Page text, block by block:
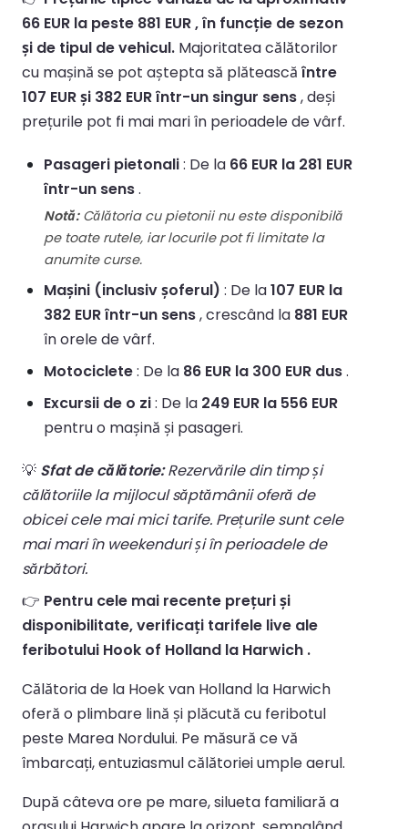
66 EUR la peste 881 EUR , în funcție de sezon
și de tipul de vehicul. Majoritatea călătorilor
cu mașină se pot aștepta să plătească între
107 EUR și 382 EUR într-un singur sens, deși
prețurile pot fi mai mari în perioadele de vârf.
Pasageri pietonali: De la 66 EUR la 281 EUR
într-un sens.
Notă:Călătoria cu pietonii nu este disponibilă
pe toate rutele, iar locurile pot fi limitate la
anumite curse.
Mașini (inclusiv șoferul) : De la107 EUR la
382 EUR într-un sens, crescând la 881 EUR
în orele de vârf.
Motociclete: De la 86 EUR la 300 EUR dus.
Excursii de o zi: De la 249 EUR la 556 EUR
pentru o mașină și pasageri.
💡 Sfat de călătorie:Rezervările din timp și
călătoriile la mijlocul săptămânii oferă de
obicei cele mai mici tarife. Prețurile sunt cele
mai mari în weekenduri și în perioadele de
sărbători.
👉 Pentru cele mai recente prețuri și
disponibilitate, verificați tarifele live ale
feribotului Hook of Holland la Harwich .
Călătoria de la Hoek van Holland la Harwich
oferă o plimbare lină și plăcută cu feribotul
peste Marea Nordului. Pe măsură ce vă
îmbarcați, entuziasmul călătoriei umple aerul.
După câteva ore pe mare, silueta familiară a